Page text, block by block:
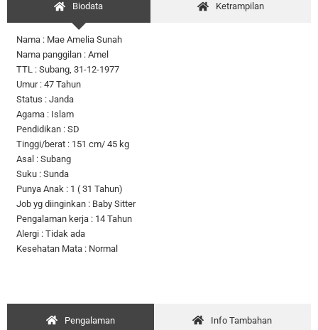
Biodata Ketrampilan
Nama : Mae Amelia Sunah
Nama panggilan : Amel
TTL : Subang, 31-12-1977
Umur : 47 Tahun
Status : Janda
Agama : Islam
Pendidikan : SD
Tinggi/berat : 151 cm/ 45 kg
Asal : Subang
Suku : Sunda
Punya Anak : 1 ( 31 Tahun)
Job yg diinginkan : Baby Sitter
Pengalaman kerja : 14 Tahun
Alergi : Tidak ada
Kesehatan Mata : Normal
Pengalaman Info Tambahan